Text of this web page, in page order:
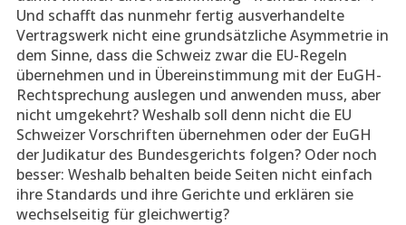
Und schafft das nunmehr fertig ausverhandelte
Vertragswerk nicht eine grundsätzliche Asymmetrie in
dem Sinne, dass die Schweiz zwar die EU-Regeln
übernehmen und in Übereinstimmung mit der EuGH-
Rechtsprechung auslegen und anwenden muss, aber
nicht umgekehrt? Weshalb soll denn nicht die EU
Schweizer Vorschriften übernehmen oder der EuGH
der Judikatur des Bundesgerichts folgen? Oder noch
besser: Weshalb behalten beide Seiten nicht einfach
ihre Standards und ihre Gerichte und erklären sie
wechselseitig für gleichwertig?